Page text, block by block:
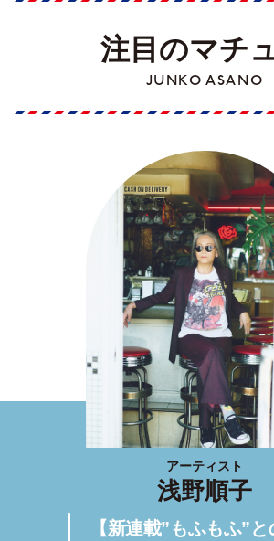
注目のマチ
JUNKO ASANO
アーティスト
浅野順子
【新連載”もふもふ”